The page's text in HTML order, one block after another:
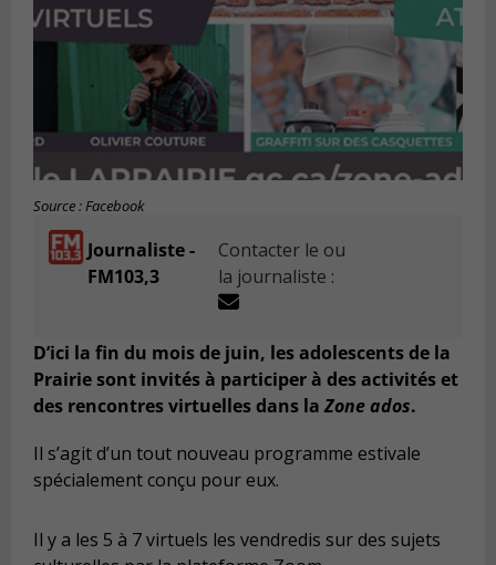
Source : Facebook
Journaliste -
FM103,3
Contacter le ou
la journaliste :
D’ici la fin du mois de juin, les adolescents de la
Prairie sont invités à participer à des activités et
des rencontres virtuelles dans laZone ados.
Il s’agit d’un tout nouveau programme estivale
spécialement conçu pour eux.
Il y a les 5 à 7 virtuels les vendredis sur des sujets